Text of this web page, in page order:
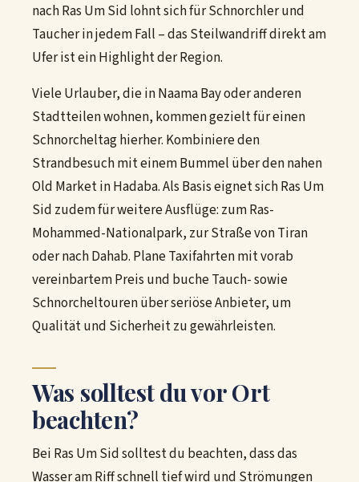
nach Ras Um Sid lohnt sich für Schnorchler und
Taucher in jedem Fall – das Steilwandriff direkt am
Ufer ist ein Highlight der Region.
Viele Urlauber, die in Naama Bay oder anderen
Stadtteilen wohnen, kommen gezielt für einen
Schnorcheltag hierher. Kombiniere den
Strandbesuch mit einem Bummel über den nahen
Old Market in Hadaba. Als Basis eignet sich Ras Um
Sid zudem für weitere Ausflüge: zum Ras-
Mohammed-Nationalpark, zur Straße von Tiran
oder nach Dahab. Plane Taxifahrten mit vorab
vereinbartem Preis und buche Tauch- sowie
Schnorcheltouren über seriöse Anbieter, um
Qualität und Sicherheit zu gewährleisten.
Was solltest du vor Ort
beachten?
Bei Ras Um Sid solltest du beachten, dass das
Wasser am Riff schnell tief wird und Strömungen